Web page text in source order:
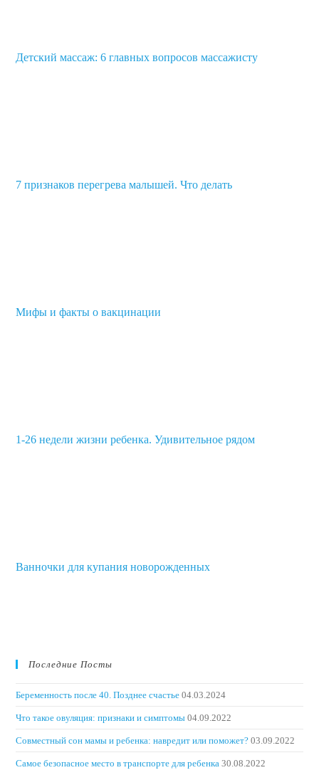
Детский массаж: 6 главных вопросов массажисту
7 признаков перегрева малышей. Что делать
Мифы и факты о вакцинации
1-26 недели жизни ребенка. Удивительное рядом
Ванночки для купания новорожденных
Последние Посты
Беременность после 40. Позднее счастье 04.03.2024
Что такое овуляция: признаки и симптомы 04.09.2022
Совместный сон мамы и ребенка: навредит или поможет? 03.09.2022
Самое безопасное место в транспорте для ребенка 30.08.2022